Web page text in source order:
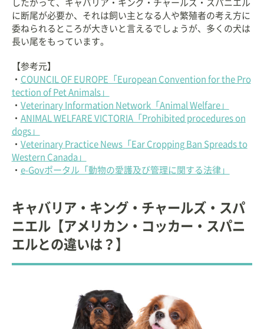
したがって、キャバリア・キング・チャールズ・スパニエル
に断尾が必要か、それは飼い主となる人や繁殖者の考え方に
委ねられるところが大きいと言えるでしょうが、多くの犬は
長い尾をもっています。
【参考元】
・ COUNCIL OF EUROPE「European Convention for the Pro
tection of Pet Animals」
・ Veterinary Information Network「Animal Welfare」
・ ANIMAL WELFARE VICTORIA「Prohibited procedures on
dogs」
・ Veterinary Practice News「Ear Cropping Ban Spreads to
Western Canada」
・ e-Govポータル「動物の愛護及び管理に関する法律」
キャバリア・キング・チャールズ・スパ
ニエル【アメリカン・コッカー・スパニ
エルとの違いは？】